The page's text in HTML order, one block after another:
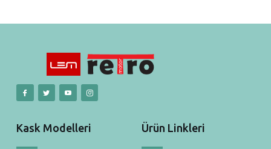
Kask Modelleri Ürün Linkleri